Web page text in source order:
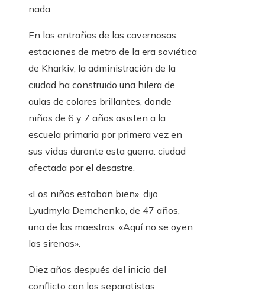
nada.
En las entrañas de las cavernosas
estaciones de metro de la era soviética
de Kharkiv, la administración de la
ciudad ha construido una hilera de
aulas de colores brillantes, donde
niños de 6 y 7 años asisten a la
escuela primaria por primera vez en
sus vidas durante esta guerra. ciudad
afectada por el desastre.
«Los niños estaban bien», dijo
Lyudmyla Demchenko, de 47 años,
una de las maestras. «Aquí no se oyen
las sirenas».
Diez años después del inicio del
conflicto con los separatistas